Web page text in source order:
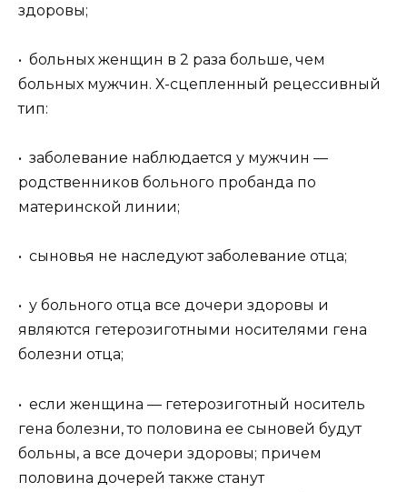
здоровы;
• больных женщин в 2 раза больше, чем
больных мужчин. Х-сцепленный рецессивный
тип:
• заболевание наблюдается у мужчин —
родственников больного пробанда по
материнской линии;
• сыновья не наследуют заболевание отца;
• у больного отца все дочери здоровы и
являются гетерозиготными носителями гена
болезни отца;
• если женщина — гетерозиготный носитель
гена болезни, то половина ее сыновей будут
больны, а все дочери здоровы; причем
половина дочерей также станут